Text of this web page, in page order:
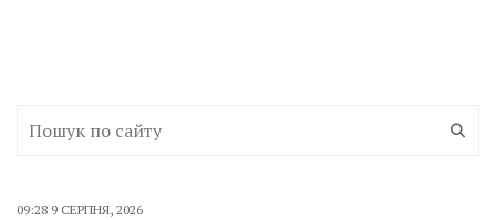
09:28 9 СЕРПНЯ, 2026